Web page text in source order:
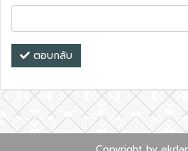
ตอบกลับ